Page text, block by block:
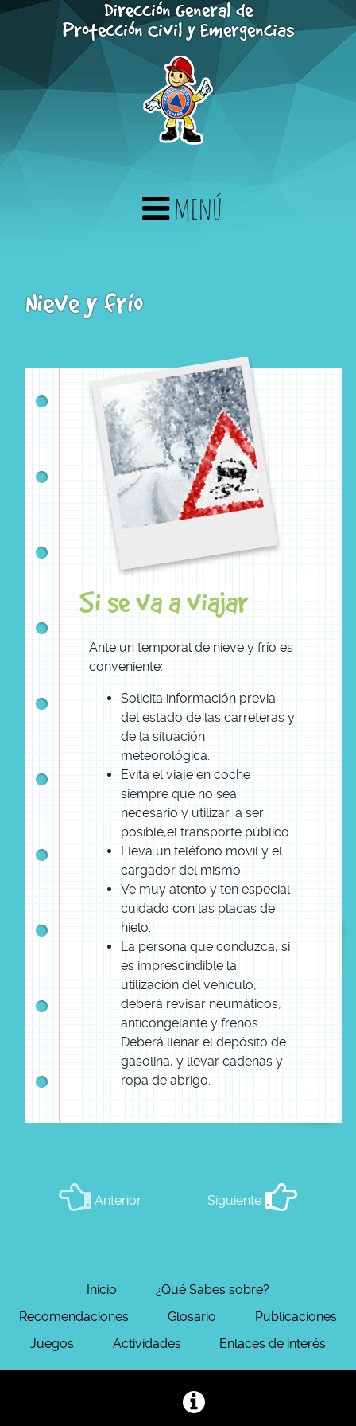
Saltar al contenido principalDirección General de
Protección Civil y Emergencias
menú
Nieve y frío
Si se va a viajar
Ante un temporal de nieve y frío es
conveniente:
Solicita información previa
del estado de las carreteras y
de la situación
meteorológica.
Evita el viaje en coche
siempre que no sea
necesario y utilizar, a ser
posible,el transporte público.
Lleva un teléfono móvil y el
cargador del mismo.
Ve muy atento y ten especial
cuidado con las placas de
hielo.
La persona que conduzca, si
es imprescindible la
utilización del vehículo,
deberá revisar neumáticos,
anticongelante y frenos.
Deberá llenar el depósito de
gasolina, y llevar cadenas y
ropa de abrigo.
Anterior Siguiente
Inicio
¿Qué Sabes sobre?
Recomendaciones
Glosario
Publicaciones
Juegos
Actividades Enlaces de interés